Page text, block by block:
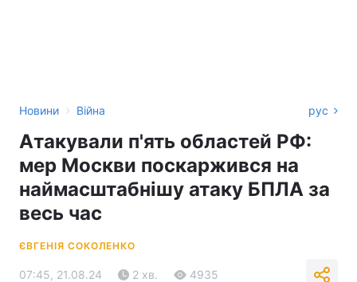
Новини › Війна рус
Атакували п'ять областей РФ:
мер Москви поскаржився на
наймасштабнішу атаку БПЛА за
весь час
ЄВГЕНІЯ СОКОЛЕНКО
07:45, 21.08.24 2 хв. 4935